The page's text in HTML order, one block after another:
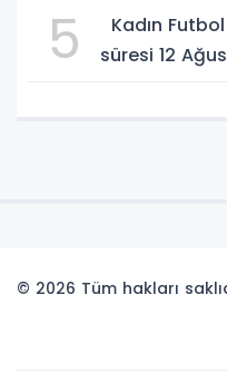
5
Kadın
süresi 12
© 2026 Tüm hakları